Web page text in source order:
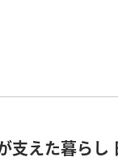
えた暮らし